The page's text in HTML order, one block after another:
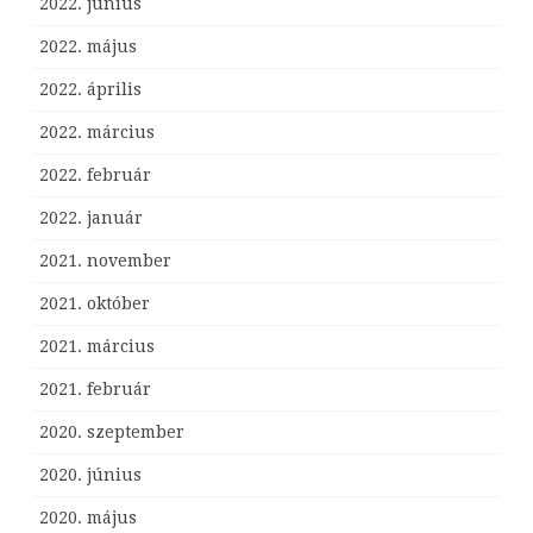
2022. május
2022. április
2022. március
2022. február
2022. január
2021. november
2021. október
2021. március
2021. február
2020. szeptember
2020. június
2020. május